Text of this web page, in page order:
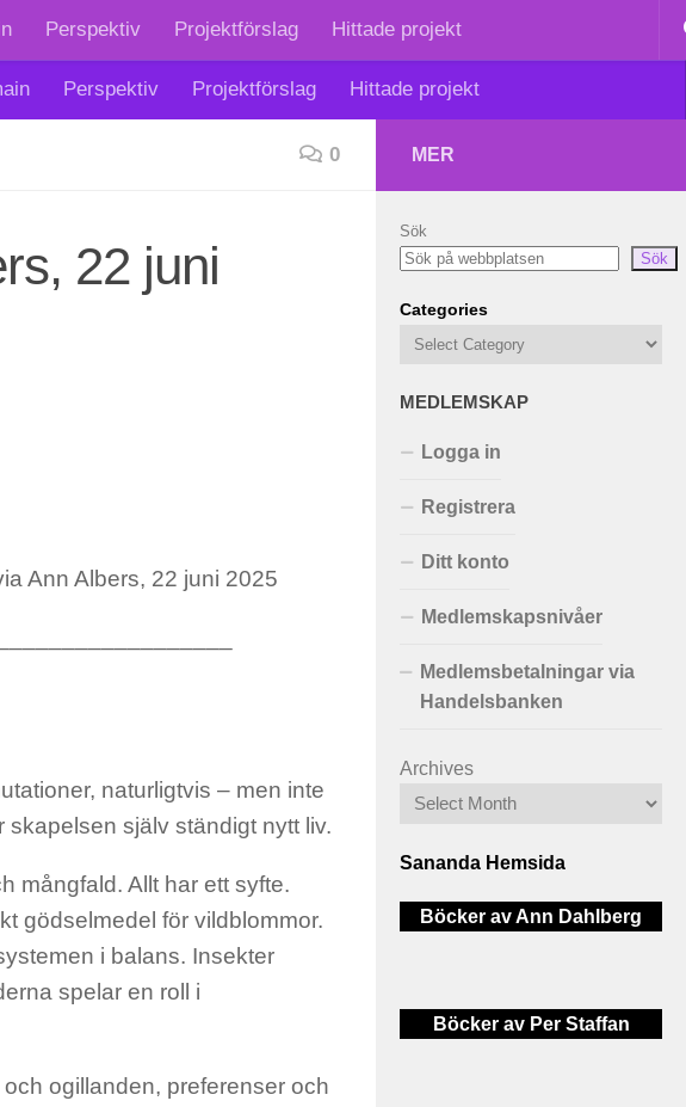
Perspektiv Projektförslag Hittade projekt
Perspektiv Projektförslag Hittade projekt
0
22 juni
Ann Albers, 22 juni 2025
naturligtvis – men inte
själv ständigt nytt liv.
mångfald. Allt har ett syfte.
gödselmedel för vildblommor.
i balans. Insekter
spelar en roll i
ogillanden, preferenser och
MER
Sök
Sök
Categories
MEDLEMSKAP
Logga in
Registrera
Ditt konto
Medlemskapsnivåer
Medlemsbetalningar via
Handelsbanken
Archives
Sananda Hemsida
Böcker av Ann Dahlberg
Böcker av Per Staffan